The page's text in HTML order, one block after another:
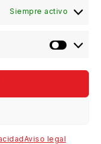
Siempre activo
Aviso legal